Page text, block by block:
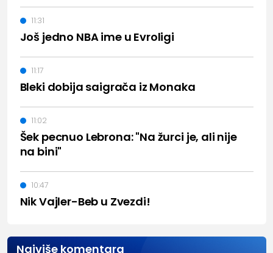
Još jedno NBA ime u Evroligi
11:31
Bleki dobija saigrača iz Monaka
11:17
Šek pecnuo Lebrona: "Na žurci je, ali nije
na bini"
11:02
Nik Vajler-Beb u Zvezdi!
10:47
Najviše komentara